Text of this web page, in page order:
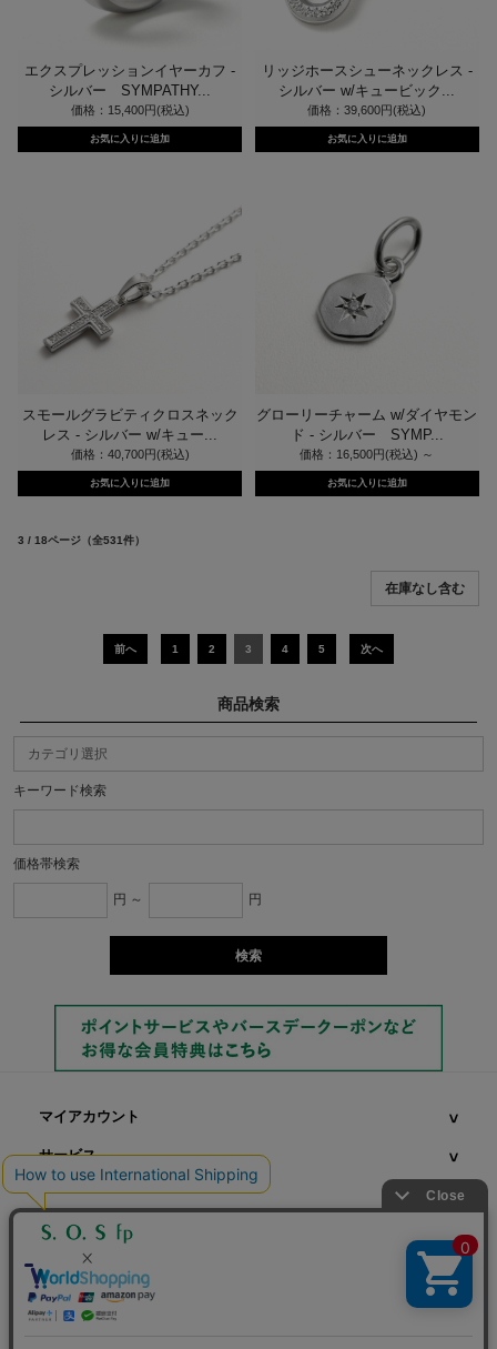
エクスプレッションイヤーカフ -
シルバー SYMPATHY...
価格：15,400円(税込)
リッジホースシューネックレス -
シルバー w/キュービック...
価格：39,600円(税込)
スモールグラビティクロスネック
レス - シルバー w/キュー...
価格：40,700円(税込)
グローリーチャーム w/ダイヤモン
ド - シルバー SYMP...
価格：16,500円(税込) ～
3 / 18ページ （全531件）
前へ 1 2 3 4 5 次へ
商品検索
キーワード検索
価格帯検索
円 ～ 円
マイアカウント
サービス